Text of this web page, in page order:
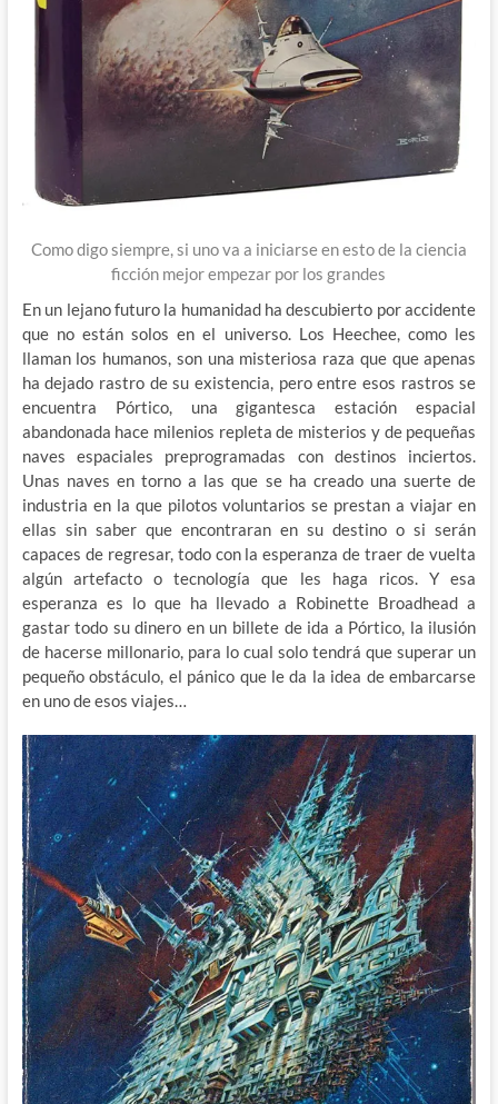
Como digo siempre, si uno va a iniciarse en esto de la ciencia
ficción mejor empezar por los grandes
En un lejano futuro la humanidad ha descubierto por accidente
que no están solos en el universo. Los Heechee, como les
llaman los humanos, son una misteriosa raza que que apenas
ha dejado rastro de su existencia, pero entre esos rastros se
encuentra Pórtico, una gigantesca estación espacial
abandonada hace milenios repleta de misterios y de pequeñas
naves espaciales preprogramadas con destinos inciertos.
Unas naves en torno a las que se ha creado una suerte de
industria en la que pilotos voluntarios se prestan a viajar en
ellas sin saber que encontraran en su destino o si serán
capaces de regresar, todo con la esperanza de traer de vuelta
algún artefacto o tecnología que les haga ricos. Y esa
esperanza es lo que ha llevado a Robinette Broadhead a
gastar todo su dinero en un billete de ida a Pórtico, la ilusión
de hacerse millonario, para lo cual solo tendrá que superar un
pequeño obstáculo, el pánico que le da la idea de embarcarse
en uno de esos viajes…